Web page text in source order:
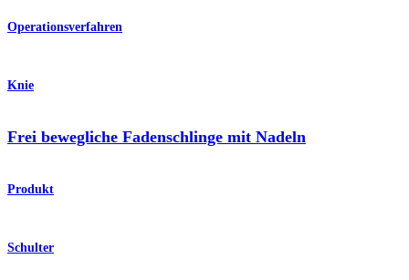
Operationsverfahren
Knie
Frei bewegliche Fadenschlinge mit Nadeln
Produkt
Schulter